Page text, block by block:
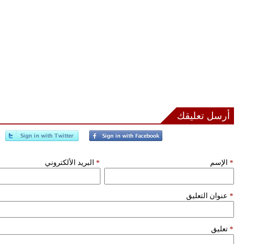
أرسل تعليقك
الإسم * البريد الألكتروني *
عنوان التعليق *
تعليق *